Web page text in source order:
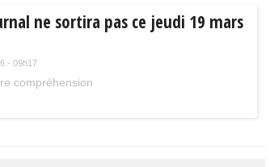
ne sortira pas ce jeudi 19 mars
- 09h17
compréhension